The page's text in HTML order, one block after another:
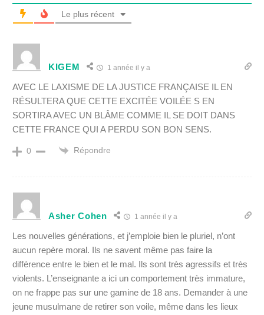
Le plus récent
KIGEM 1 année il y a
AVEC LE LAXISME DE LA JUSTICE FRANÇAISE IL EN
RÉSULTERA QUE CETTE EXCITÉE VOILÉE S EN
SORTIRA AVEC UN BLÂME COMME IL SE DOIT DANS
CETTE FRANCE QUI A PERDU SON BON SENS.
0 Répondre
Asher Cohen 1 année il y a
Les nouvelles générations, et j’emploie bien le pluriel, n’ont
aucun repère moral. Ils ne savent même pas faire la
différence entre le bien et le mal. Ils sont très agressifs et très
violents. L’enseignante a ici un comportement très immature,
on ne frappe pas sur une gamine de 18 ans. Demander à une
jeune musulmane de retirer son voile, même dans les lieux